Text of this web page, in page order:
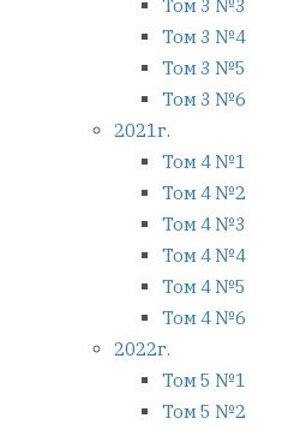
Том 3 №3
Том 3 №4
Том 3 №5
Том 3 №6
2021г.
Том 4 №1
Том 4 №2
Том 4 №3
Том 4 №4
Том 4 №5
Том 4 №6
2022г.
Том 5 №1
Том 5 №2